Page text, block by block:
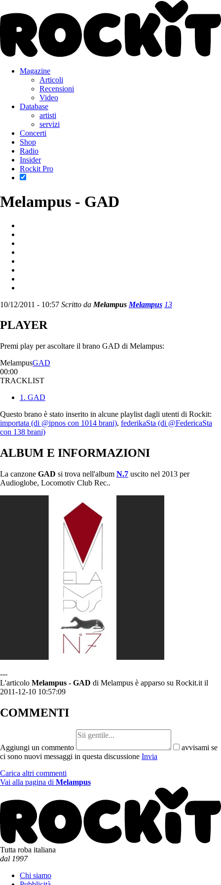
Magazine
Articoli
Recensioni
Video
Database
artisti
servizi
Concerti
Shop
Radio
Insider
Rockit Pro
Melampus - GAD
10/12/2011 - 10:57 Scritto da Melampus Melampus 13
PLAYER
Premi play per ascoltare il brano GAD di Melampus:
MelampusGAD
00:00
TRACKLIST
1. GAD
Questo brano è stato inserito in alcune playlist dagli utenti di Rockit:
importata (di @ipnos con 1014 brani), federikaSta (di @FedericaSta
con 138 brani)
ALBUM E INFORMAZIONI
La canzone GAD si trova nell'album N.7 uscito nel 2013 per
Audioglobe, Locomotiv Club Rec..
---
L'articolo Melampus - GAD di Melampus è apparso su Rockit.it il
2011-12-10 10:57:09
COMMENTI
Aggiungi un commento
avvisami se
ci sono nuovi messaggi in questa discussione Invia
Carica altri commenti
Vai alla pagina di Melampus
Tutta roba italiana
dal 1997
Chi siamo